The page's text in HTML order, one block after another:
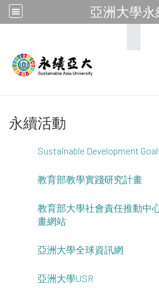
亞洲大學永
永續活動
Sustainable Development
教育部教學實踐研究計畫
教育部大學社會責任推動中
畫網站
亞洲大學全球資訊網
亞洲大學USR